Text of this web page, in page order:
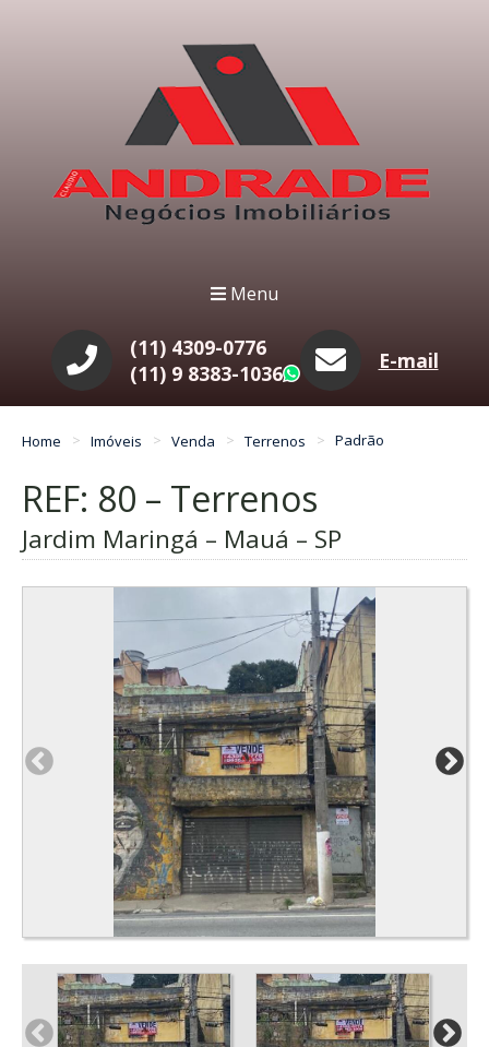
Menu
(11) 4309-0776
(11) 9 8383-1036
WhatsApp
E-mail
Home Imóveis Venda Terrenos Padrão
REF: 80 – Terrenos
Jardim Maringá – Mauá – SP